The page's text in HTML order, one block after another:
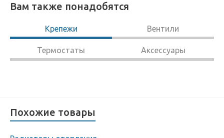
Вам также понадобятся
Крепежи Вентили
Термостаты Аксессуары
Похожие товары